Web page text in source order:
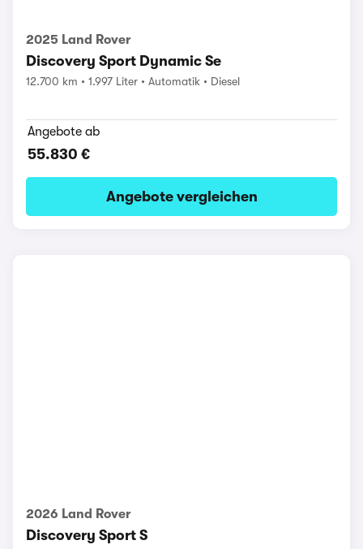
2025 Land Rover
Discovery Sport Dynamic Se
12.700 km 1.997 Liter Automatik Diesel
Angebote ab
55.830 €
Angebote vergleichen
2026 Land Rover
Discovery Sport S